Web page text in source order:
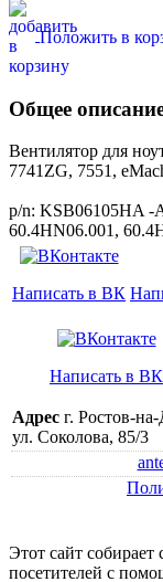
Положить в
Общее
Вентилятор для
7741ZG, 7551,
p/n: KSB06105HA -
60.4HN06.001,
Написать в ВК
Написать в ВК
Адрес г. Ростов-
ул. Соколова, 85/3
Этот сайт
посетителей c